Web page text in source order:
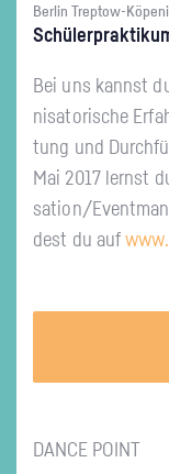
Berlin Treptow-
Bei uns kannst
ni­sa­to­ri­sche
tung und
Mai 2017 lernst
sa­ti­on/
dest du auf
DANCE POINT